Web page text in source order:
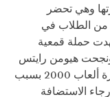
وهي تحضر
من الطلاب في
شهدت حملة قمعية
ونجحت هيومن رايتس
بكين لاستضافة دورة ألعاب 2000 بسبب
الاستضافة